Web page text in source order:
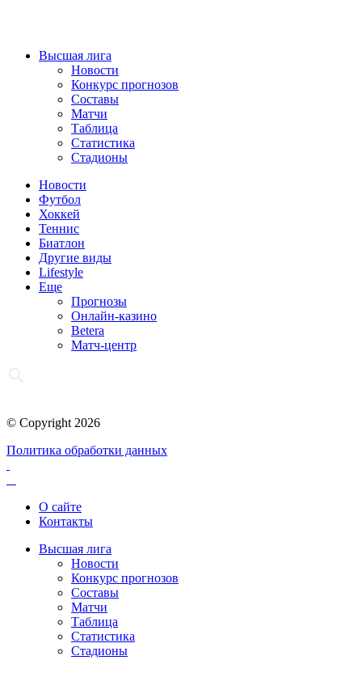
Высшая лига
Новости
Конкурс прогнозов
Составы
Матчи
Таблица
Статистика
Стадионы
Новости
Футбол
Хоккей
Теннис
Биатлон
Другие виды
Lifestyle
Еще
Прогнозы
Онлайн-казино
Betera
Матч-центр
© Copyright 2026
Политика обработки данных
О сайте
Контакты
Высшая лига
Новости
Конкурс прогнозов
Составы
Матчи
Таблица
Статистика
Стадионы